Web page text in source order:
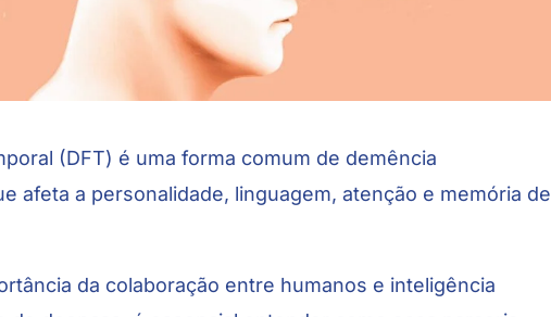
(DFT) é uma forma comum de demência
afeta a personalidade, linguagem, atenção e memória de
da colaboração entre humanos e inteligência